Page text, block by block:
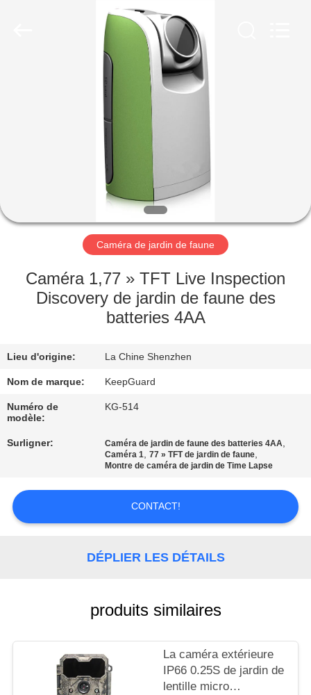
VIDÉOS
PROPOS
VISITE
DE
L'USINE
CONTRÔLE
LA
QUALITÉ
DEMANDEZ
Caméra de jardin de faune
Caméra 1,77 » TFT Live Inspection
Discovery de jardin de faune des
batteries 4AA
Lieu d'origine: La Chine Shenzhen
Nom de marque: KeepGuard
Numéro de
modèle:
KG-514
Surligner: Caméra de jardin de faune des batteries 4AA,
Caméra 1,77 » TFT de jardin de faune,
Montre de caméra de jardin de Time Lapse
CONTACT!
DÉPLIER LES DÉTAILS
produits similaires
La caméra extérieure
IP66 0.25S de jardin de
lentille micro